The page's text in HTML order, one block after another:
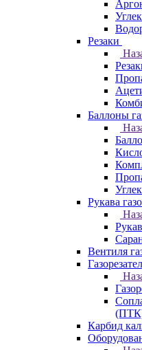
Резаки
Баллоны
Рукава
Вентиля
Карбид